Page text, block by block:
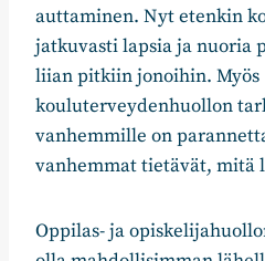
auttaminen. Nyt etenkin
jatkuvasti lapsia ja nuoria
liian pitkiin jonoihin. Myös
kouluterveydenhuollon
vanhemmille on
vanhemmat tietävät, mitä
Oppilas- ja